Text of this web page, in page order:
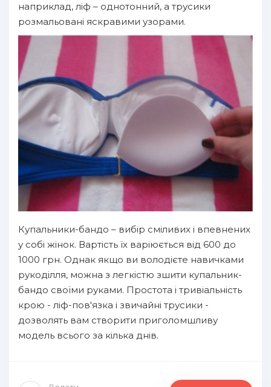
наприклад, ліф – однотонний, а трусики
розмальовані яскравими узорами.
Купальники-бандо – вибір сміливих і впевнених
у собі жінок. Вартість їх варіюється від 600 до
1000 грн. Однак якщо ви володієте навичками
рукоділля, можна з легкістю зшити купальник-
бандо своїми руками. Простота і тривіальність
крою - ліф-пов'язка і звичайні трусики -
дозволять вам створити приголомшливу
модель всього за кілька днів.